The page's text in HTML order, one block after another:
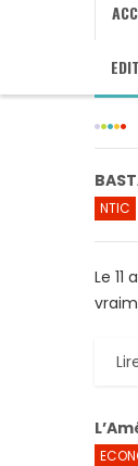
NTIC
Le